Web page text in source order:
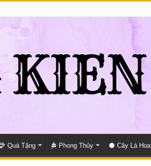
Quà Tặng Phong Thủy Cây Lá Hoa